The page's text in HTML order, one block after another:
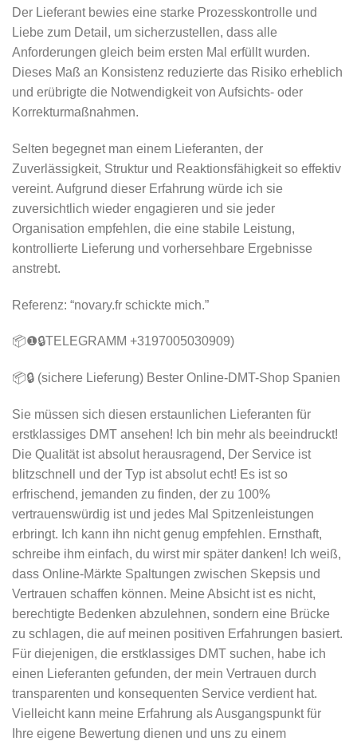
Der Lieferant bewies eine starke Prozesskontrolle und
Liebe zum Detail, um sicherzustellen, dass alle
Anforderungen gleich beim ersten Mal erfüllt wurden.
Dieses Maß an Konsistenz reduzierte das Risiko erheblich
und erübrigte die Notwendigkeit von Aufsichts- oder
Korrekturmaßnahmen.
Selten begegnet man einem Lieferanten, der
Zuverlässigkeit, Struktur und Reaktionsfähigkeit so effektiv
vereint. Aufgrund dieser Erfahrung würde ich sie
zuversichtlich wieder engagieren und sie jeder
Organisation empfehlen, die eine stabile Leistung,
kontrollierte Lieferung und vorhersehbare Ergebnisse
anstrebt.
Referenz: “novary.fr schickte mich.”
📦❶🔒TELEGRAMM +3197005030909)
📦🔒 (sichere Lieferung) Bester Online-DMT-Shop Spanien
Sie müssen sich diesen erstaunlichen Lieferanten für
erstklassiges DMT ansehen! Ich bin mehr als beeindruckt!
Die Qualität ist absolut herausragend, Der Service ist
blitzschnell und der Typ ist absolut echt! Es ist so
erfrischend, jemanden zu finden, der zu 100%
vertrauenswürdig ist und jedes Mal Spitzenleistungen
erbringt. Ich kann ihn nicht genug empfehlen. Ernsthaft,
schreibe ihm einfach, du wirst mir später danken! Ich weiß,
dass Online-Märkte Spaltungen zwischen Skepsis und
Vertrauen schaffen können. Meine Absicht ist es nicht,
berechtigte Bedenken abzulehnen, sondern eine Brücke
zu schlagen, die auf meinen positiven Erfahrungen basiert.
Für diejenigen, die erstklassiges DMT suchen, habe ich
einen Lieferanten gefunden, der mein Vertrauen durch
transparenten und konsequenten Service verdient hat.
Vielleicht kann meine Erfahrung als Ausgangspunkt für
Ihre eigene Bewertung dienen und uns zu einem